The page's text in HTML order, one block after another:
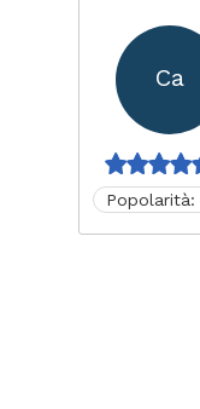
Ca
Popolarità: